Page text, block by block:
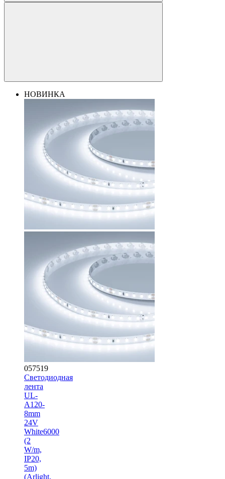
НОВИНКА
057519
Светодиодная
лента
UL-
A120-
8mm
24V
White6000
(2
W/m,
IP20,
5m)
(Arlight,